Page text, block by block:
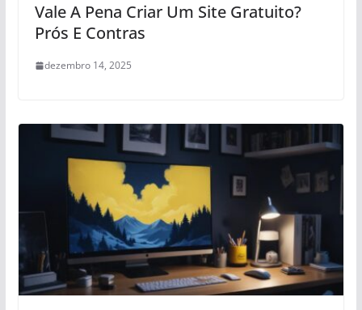
Vale A Pena Criar Um Site Gratuito?
Prós E Contras
dezembro 14, 2025